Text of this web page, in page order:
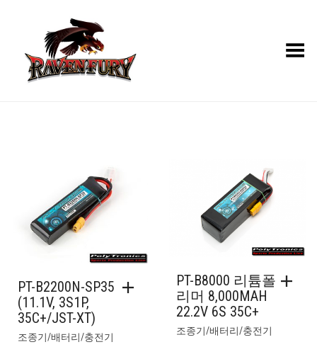
Toggle Menu
PT-B2200N-SP35
(11.1V, 3S1P,
35C+/JST-XT)
조종기/배터리/충전기
PT-B8000 리튬폴
리머 8,000MAH
22.2V 6S 35C+
조종기/배터리/충전기